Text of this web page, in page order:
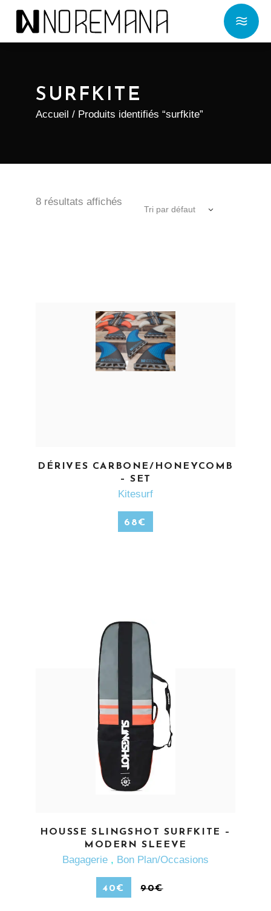
SURFKITE
Accueil / Produits identifiés “surfkite”
8 résultats affichés
Tri par défaut
EN SAVOIR PLUS
DÉRIVES CARBONE/HONEYCOMB
– SET
Kitesurf
68€
EN SAVOIR PLUS
HOUSSE SLINGSHOT SURFKITE –
MODERN SLEEVE
Bagagerie , Bon Plan/Occasions
40€ 90€